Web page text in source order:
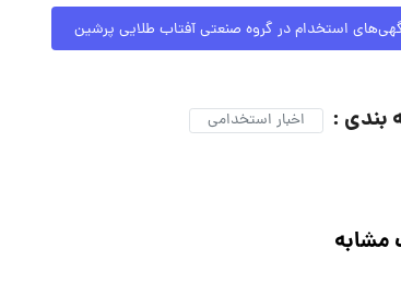
استخدام در گروه صنعتی آفتاب طلایی پرشین
بندی : اخبار استخدامی
مشابه